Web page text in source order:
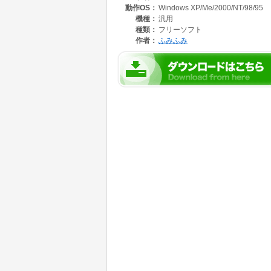
ネットコンテストパーク受賞作品です。おそ
う。しかし、ゲームを進めるうちに、あなた
奮を覚えるはずです。フリーゲームだから成
動作OS： Windows XP/Me/2000/NT/98/95
機種： 汎用
種類： フリーソフト
作者： ふみふみ